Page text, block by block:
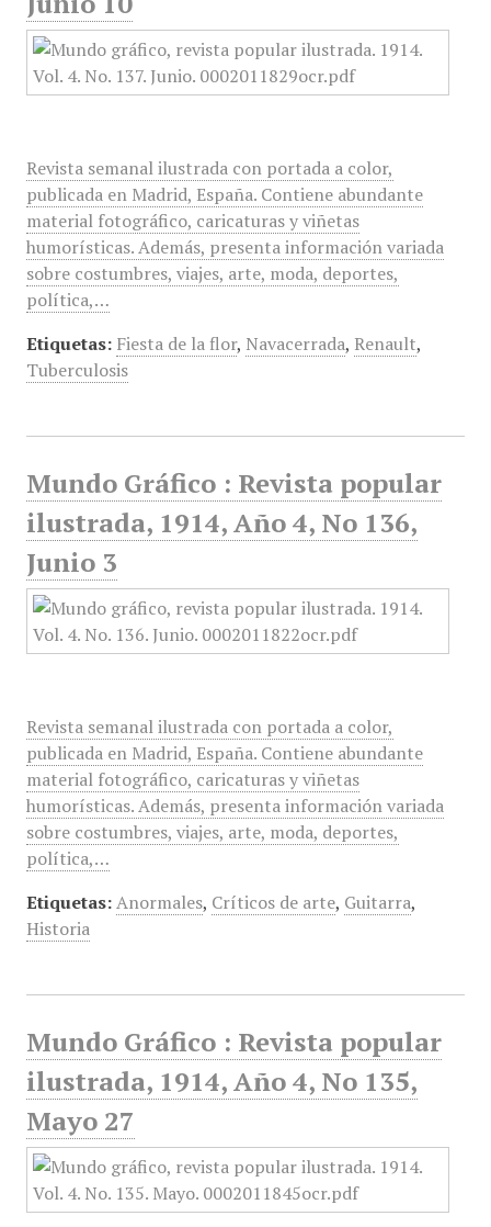
Revista semanal ilustrada con portada a color,
publicada en Madrid, España. Contiene abundante
material fotográfico, caricaturas y viñetas
humorísticas. Además, presenta información variada
sobre costumbres, viajes, arte, moda, deportes,
política,…
Etiquetas: Fiesta de la flor, Navacerrada, Renault,
Tuberculosis
Mundo Gráfico : Revista popular
ilustrada, 1914, Año 4, No 136,
Junio 3
Revista semanal ilustrada con portada a color,
publicada en Madrid, España. Contiene abundante
material fotográfico, caricaturas y viñetas
humorísticas. Además, presenta información variada
sobre costumbres, viajes, arte, moda, deportes,
política,…
Etiquetas: Anormales, Críticos de arte, Guitarra,
Historia
Mundo Gráfico : Revista popular
ilustrada, 1914, Año 4, No 135,
Mayo 27